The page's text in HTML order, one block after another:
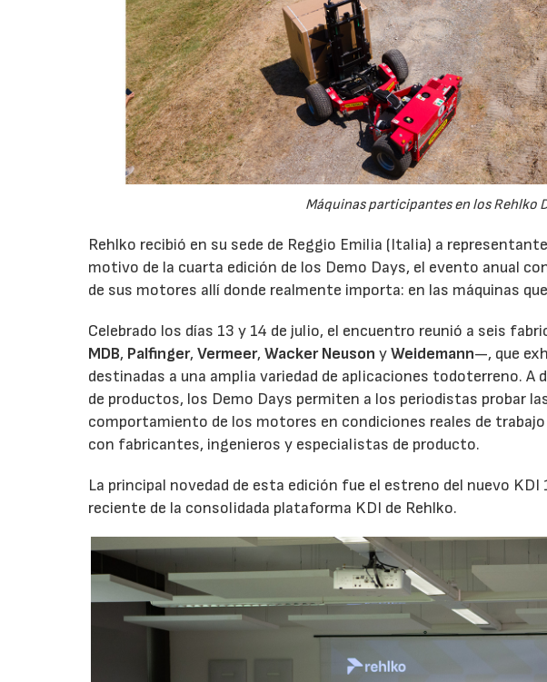
Máquinas participantes en los Rehlko
Rehlko recibió en su sede de Reggio Emilia (Italia) a
motivo de la cuarta edición de los Demo Days, el evento anual
de sus motores allí donde realmente importa: en las máquinas
Celebrado los días 13 y 14 de julio, el encuentro reunió a seis
MDB, Palfinger,Vermeer,Wacker Neuson yWeidemann—, que
destinadas a una amplia variedad de aplicaciones todoterreno.
de productos, los Demo Days permiten a los periodistas probar
comportamiento de los motores en condiciones reales de
con fabricantes, ingenieros y especialistas de producto.
La principal novedad de esta edición fue el estreno del nuevo
reciente de la consolidada plataforma KDI de Rehlko.